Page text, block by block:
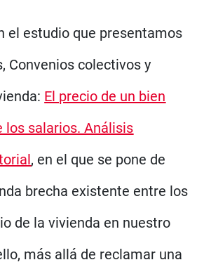
el estudio que presentamos
Convenios colectivos y
El precio de un bien
los salarios. Análisis
, en el que se pone de
brecha existente entre los
de la vivienda en nuestro
más allá de reclamar una